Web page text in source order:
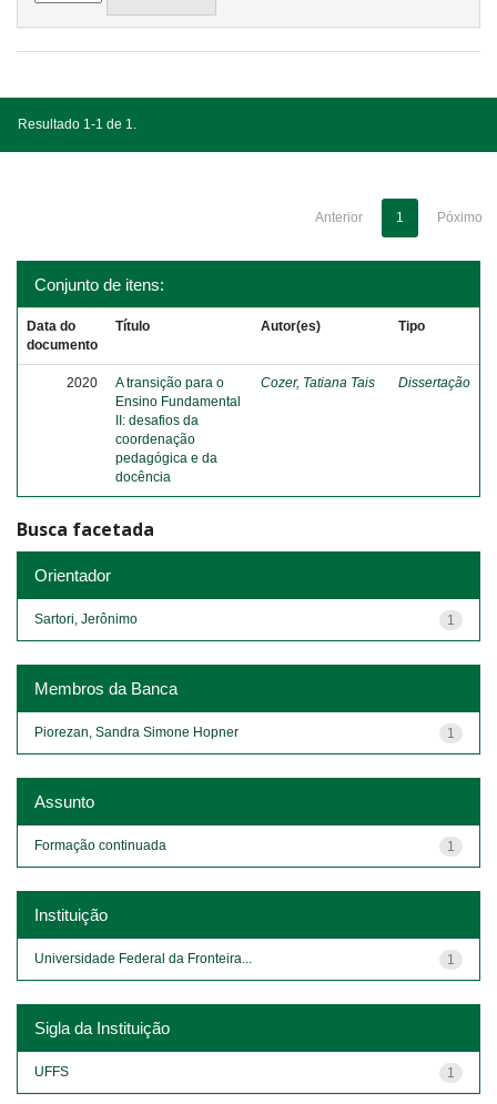
Resultado 1-1 de 1.
Anterior 1 Póximo
Conjunto de itens:
Data do
documento
Título Autor(es) Tipo
2020
A transição para o
Ensino Fundamental
II: desafios da
coordenação
pedagógica e da
docência
Cozer, Tatiana Tais Dissertação
Busca facetada
Orientador
1
Sartori, Jerônimo
Membros da Banca
1
Piorezan, Sandra Simone Hopner
Assunto
1
Formação continuada
Instituição
1
Universidade Federal da Fronteira...
Sigla da Instituição
1
UFFS